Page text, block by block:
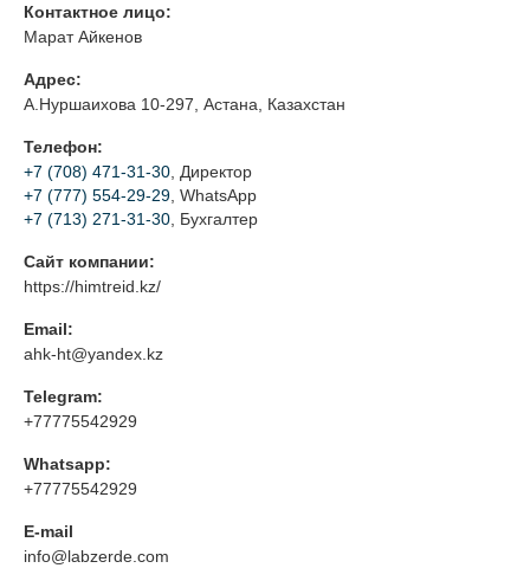
Контактное лицо:
Марат Айкенов
Адрес:
А.Нуршаихова 10-297, Астана, Казахстан
Телефон:
+7 (708) 471-31-30 , Директор
+7 (777) 554-29-29 , WhatsApp
+7 (713) 271-31-30 , Бухгалтер
Сайт компании:
https://himtreid.kz/
Email:
ahk-ht@yandex.kz
Telegram:
+77775542929
Whatsapp:
+77775542929
E-mail
info@labzerde.com